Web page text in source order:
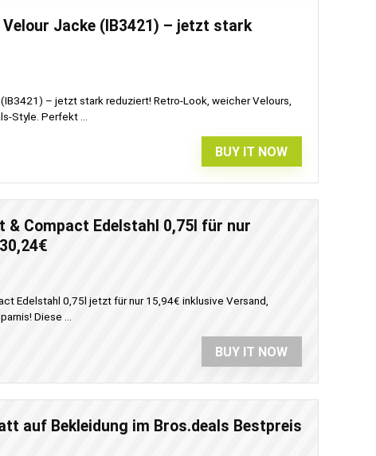
Jacke (IB3421) – jetzt stark
– jetzt stark reduziert! Retro-Look, weicher Velours,
Style. Perfekt ...
BUY IT NOW
& Compact Edelstahl 0,75l für nur
Edelstahl 0,75l jetzt für nur 15,94€ inklusive Versand,
Diese ...
BUY IT NOW
auf Bekleidung im Bros.deals Bestpreis